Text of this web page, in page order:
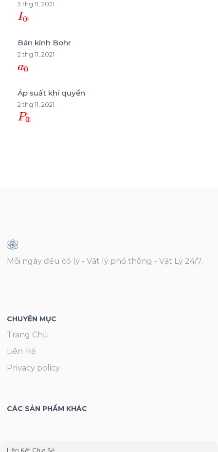
3 thg 11, 2021
I0
Bán kính Bohr
2 thg 11, 2021
a0
Áp suất khí quyển
2 thg 11, 2021
P0
Mỗi ngày đều có lý - Vật lý phổ thông - Vật Lý 24/7.
CHUYÊN MỤC
Trang Chủ
Liên Hệ
Privacy policy
CÁC SẢN PHẨM KHÁC
Liên Kết Chia Sẻ